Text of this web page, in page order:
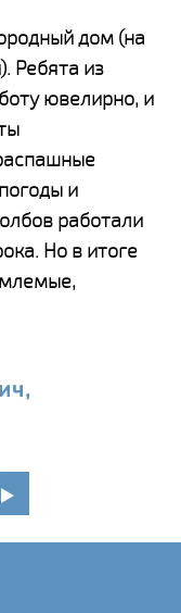
дом (на
Ребята из
ювелирно, и
и
работали
Но в итоге